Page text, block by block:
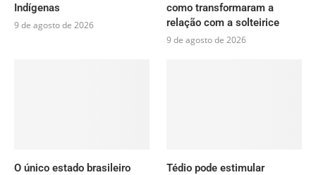
Indígenas
9 de agosto de 2026
como transformaram a
relação com a solteirice
9 de agosto de 2026
O único estado brasileiro
Tédio pode estimular